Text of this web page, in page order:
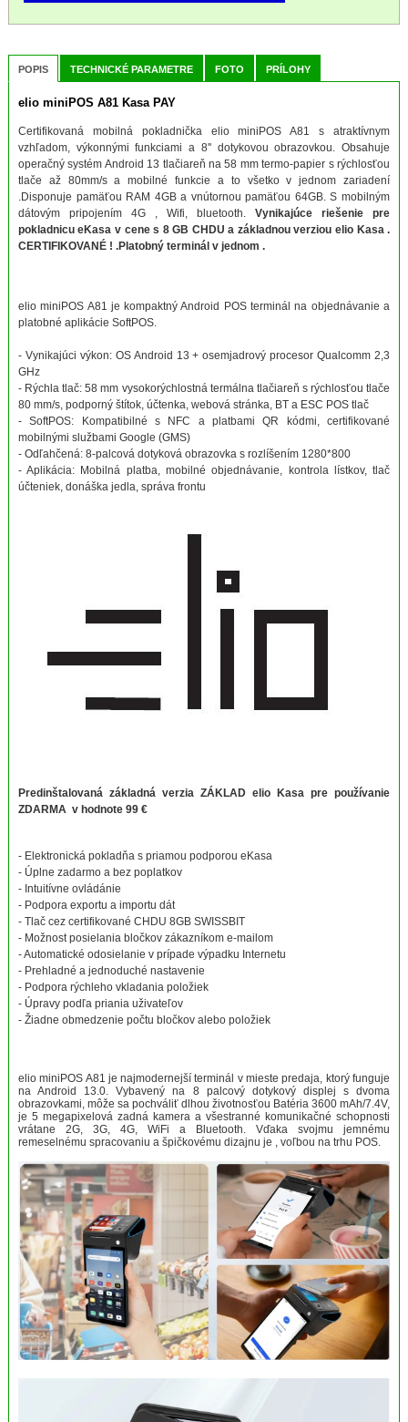
POPIS TECHNICKÉ PARAMETRE FOTO PRÍLOHY
elio miniPOS A81 Kasa PAY
Certifikovaná mobilná pokladnička elio miniPOS A81 s atraktívnym
vzhľadom, výkonnými funkciami a 8'' dotykovou obrazovkou. Obsahuje
operačný systém Android 13 tlačiareň na 58 mm termo-papier s rýchlosťou
tlače až 80mm/s a mobilné funkcie a to všetko v jednom zariadení
.Disponuje pamäťou RAM 4GB a vnútornou pamäťou 64GB. S mobilným
dátovým pripojením 4G , Wifi, bluetooth.Vynikajúce riešenie pre
pokladnicu eKasa v cene s 8 GB CHDU a základnou verziou elio Kasa .
CERTIFIKOVANÉ ! .Platobný terminál v jednom .
elio miniPOS A81 je kompaktný Android POS terminál na objednávanie a
platobné aplikácie SoftPOS.
- Vynikajúci výkon: OS Android 13 + osemjadrový procesor Qualcomm 2,3
GHz
- Rýchla tlač: 58 mm vysokorýchlostná termálna tlačiareň s rýchlosťou tlače
80 mm/s, podporný štítok, účtenka, webová stránka, BT a ESC POS tlač
- SoftPOS: Kompatibilné s NFC a platbami QR kódmi, certifikované
mobilnými službami Google (GMS)
- Odľahčená: 8-palcová dotyková obrazovka s rozlíšením 1280*800
- Aplikácia: Mobilná platba, mobilné objednávanie, kontrola lístkov, tlač
účteniek, donáška jedla, správa frontu
Predinštalovaná základná verzia ZÁKLAD elio Kasa pre používanie
ZDARMA v hodnote 99 €
- Elektronická pokladňa s priamou podporou eKasa
- Úplne zadarmo a bez poplatkov
- Intuitívne ovládánie
- Podpora exportu a importu dát
- Tlač cez certifikované CHDU 8GB SWISSBIT
- Možnost posielania bločkov zákazníkom e-mailom
- Automatické odosielanie v prípade výpadku Internetu
- Prehladné a jednoduché nastavenie
- Podpora rýchleho vkladania položiek
- Úpravy podľa priania uživateľov
- Žiadne obmedzenie počtu bločkov alebo položiek
elio miniPOS A81 je najmodernejší terminál v mieste predaja, ktorý funguje
na Android 13.0. Vybavený na 8 palcový dotykový displej s dvoma
obrazovkami, môže sa pochváliť dlhou životnosťou Batéria 3600 mAh/7.4V,
je 5 megapixelová zadná kamera a všestranné komunikačné schopnosti
vrátane 2G, 3G, 4G, WiFi a Bluetooth. Vďaka svojmu jemnému
remeselnému spracovaniu a špičkovému dizajnu je , voľbou na trhu POS.